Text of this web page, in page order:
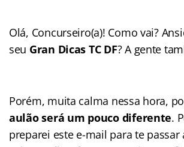
Olá, Concurseiro(a)! Como vai?
seu Gran Dicas TC DF? A gente
Porém, muita calma nessa hora,
aulão será um pouco diferente.
preparei este e-mail para te passar